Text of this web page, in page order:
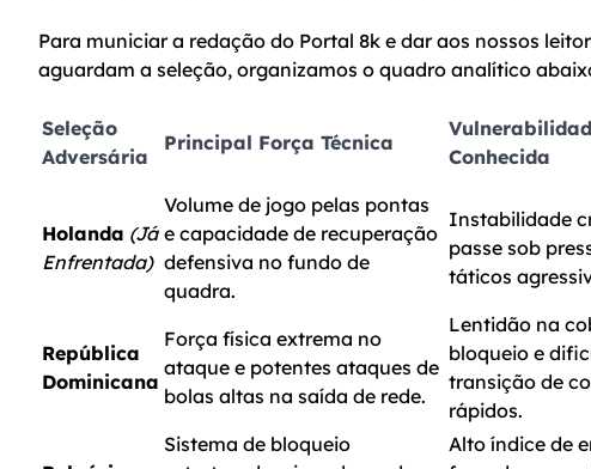
Para municiar a redação do Portal 8k e dar aos nossos
aguardam a seleção, organizamos o quadro analítico
Seleção
Adversária
Principal Força Técnica
Conhecida
Holanda (Já
Enfrentada)
Volume de jogo pelas pontas
e capacidade de recuperação
defensiva no fundo de
quadra.
Instabilidade
passe sob
táticos
República
Dominicana
Força física extrema no
ataque e potentes ataques de
bolas altas na saída de rede.
Lentidão na
bloqueio e
transição de
rápidos.
Sistema de bloqueio
Alto índice de